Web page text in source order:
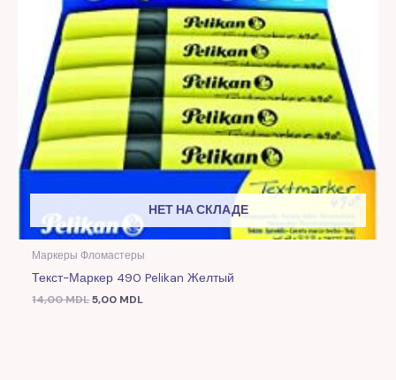
НЕТ НА СКЛАДЕ
Маркеры Фломастеры
Текст-Маркер 490 Pelikan Желтый
14,00MDL5,00 MDL